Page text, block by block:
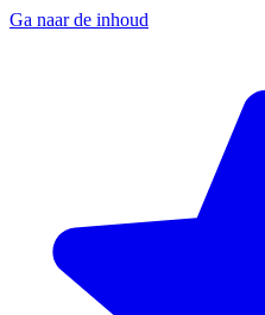
Ga naar de inhoud